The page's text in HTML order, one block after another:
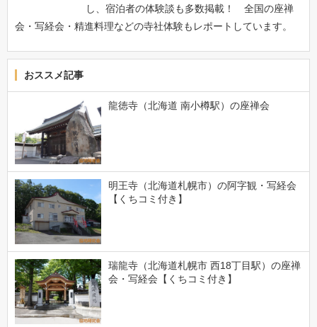
し、宿泊者の体験談も多数掲載！ 全国の座禅
会・写経会・精進料理などの寺社体験もレポートしています。
おススメ記事
龍徳寺（北海道 南小樽駅）の座禅会
明王寺（北海道札幌市）の阿字観・写経会
【くちコミ付き】
瑞龍寺（北海道札幌市 西18丁目駅）の座禅
会・写経会【くちコミ付き】